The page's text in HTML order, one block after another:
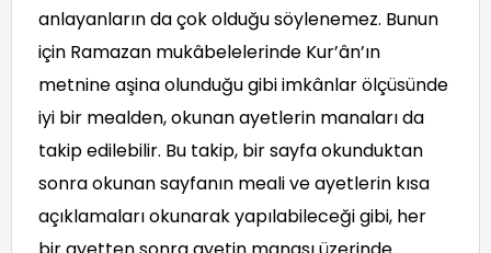
anlayanların da çok olduğu söylenemez. Bunun
için Ramazan mukâbelelerinde Kur’ân’ın
metnine aşina olunduğu gibi imkânlar ölçüsünde
iyi bir mealden, okunan ayetlerin manaları da
takip edilebilir. Bu takip, bir sayfa okunduktan
sonra okunan sayfanın meali ve ayetlerin kısa
açıklamaları okunarak yapılabileceği gibi, her